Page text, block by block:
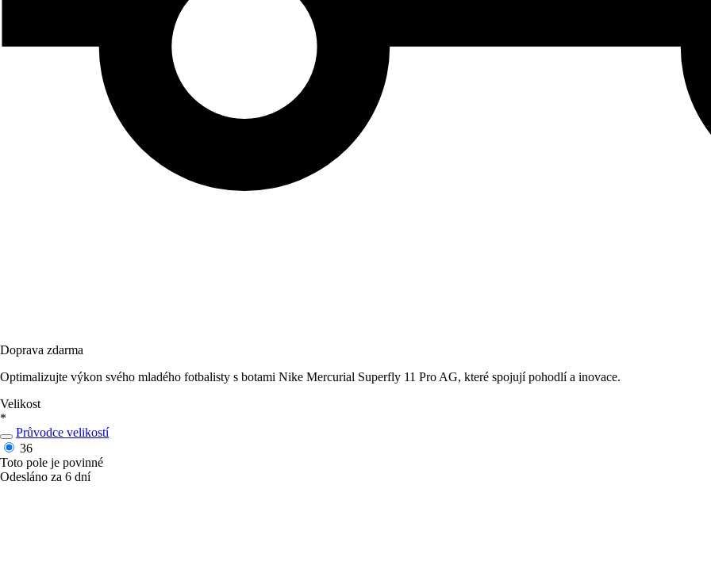
Doprava zdarma
Optimalizujte výkon svého mladého fotbalisty s botami Nike Mercurial Superfly 11 Pro AG, které spojují pohodlí a inovace.
Velikost
*
Průvodce velikostí
36
Toto pole je povinné
Odesláno za 6 dní